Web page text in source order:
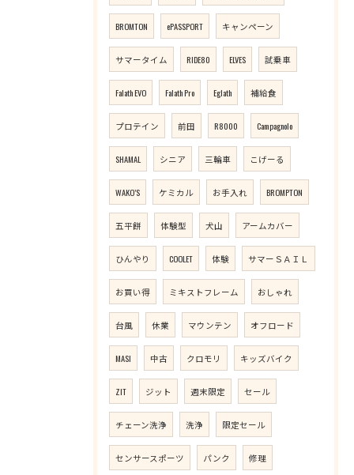
BROMTON ePASSPORT キャンペーン
サマータイム RIDE80 ELVES 試乗車
Falath EVO Falath Pro Eglath 補給食
プロテイン 前田 R8000 Campagnolo
SHAMAL シニア 三輪車 こげーる
WAKO’S ケミカル お手入れ BROMPTON
五平餅 体験型 犬山 アームカバー
ひんやり COOLET 体験 サマーＳＡＩＬ
お買い得 ミキストフレーム おしゃれ
台風 休業 マウンテン オフロード
MASI 中古 クロモリ キッズバイク
ZIT ジット 週末限定 セール
チェーン洗浄 洗浄 限定セール
センサースポーツ パンク 修理